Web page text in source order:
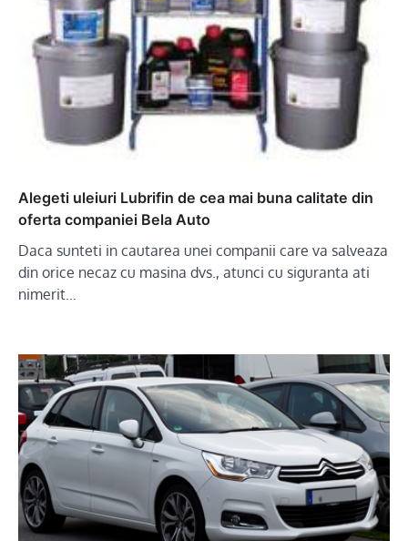
Alegeti uleiuri Lubrifin de cea mai buna calitate din
oferta companiei Bela Auto
Daca sunteti in cautarea unei companii care va salveaza
din orice necaz cu masina dvs., atunci cu siguranta ati
nimerit…